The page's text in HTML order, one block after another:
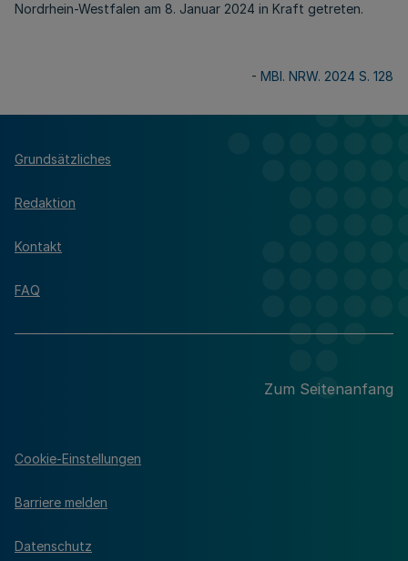
Nordrhein-Westfalen am 8. Januar 2024 in Kraft getreten.
- MBl. NRW. 2024 S. 128
Grundsätzliches
Redaktion
Kontakt
FAQ
Zum Seitenanfang
Cookie-Einstellungen
Barriere melden
Datenschutz